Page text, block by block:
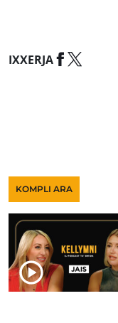
IXXERJA
KOMPLI ARA